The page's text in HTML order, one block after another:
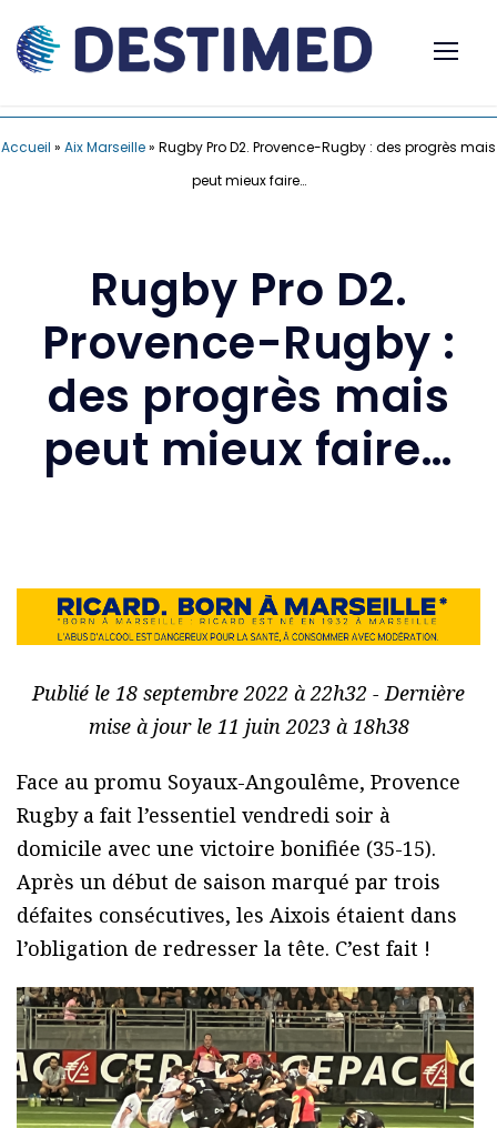
Accueil » Aix Marseille» Rugby Pro D2. Provence-Rugby : des progrès mais
peut mieux faire…
Rugby Pro D2.
Provence-Rugby :
des progrès mais
peut mieux faire…
Publié le 18 septembre 2022 à 22h32 - Dernière
mise à jour le 11 juin 2023 à 18h38
Face au promu Soyaux-Angoulême, Provence
Rugby a fait l’essentiel vendredi soir à
domicile avec une victoire bonifiée (35-15).
Après un début de saison marqué par trois
défaites consécutives, les Aixois étaient dans
l’obligation de redresser la tête. C’est fait !